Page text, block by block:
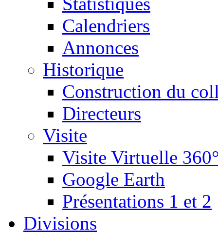
Calendriers
Annonces
Historique
Construction du
Directeurs
Visite
Visite Virtuelle
Google Earth
Présentations 1 et 2
Divisions